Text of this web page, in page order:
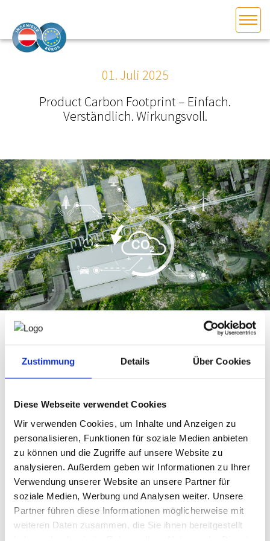
Zustimmung Details Über Cookies
Diese Webseite verwendet Cookies
Wir verwenden Cookies, um Inhalte und Anzeigen zu
personalisieren, Funktionen für soziale Medien anbieten
zu können und die Zugriffe auf unsere Website zu
analysieren. Außerdem geben wir Informationen zu Ihrer
Verwendung unserer Website an unsere Partner für
soziale Medien, Werbung und Analysen weiter. Unsere
Partner führen diese Informationen möglicherweise mit
weiteren Daten zusammen, die Sie ihnen bereitgestellt
DAS INGENIEURBÜRO
INTERESSEN­VERTRETUNG
MITGLIEDER­VERZEICHNIS
SERVICE
KONTAKT
NEWS
WETTBEWERBE
01. Juli 2025
Product Carbon Footprint – Einfach.
Verständlich. Wirkungsvoll.
Unternehmen dabei unterstützen, den Product Carbon
Footprint (PCF) eines ihrer Produkte zu berechnen.
Softwarelösungen, die oft nicht zur Struktur oder Größe des
Unternehmens passen. Stattdessen kamen einfache,
praxisnahe Tools zum Einsatz, die bereits im Unternehmen
vorhanden waren oder sich unkompliziert integrieren
ließen.
Der Fokus lag auf:
- Transparenz
- Nachvollziehbarkeit
- direkter Umsetzbarkeit